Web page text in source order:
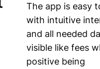
The app is easy
with intuitive
and all needed
visible like fees
positive being